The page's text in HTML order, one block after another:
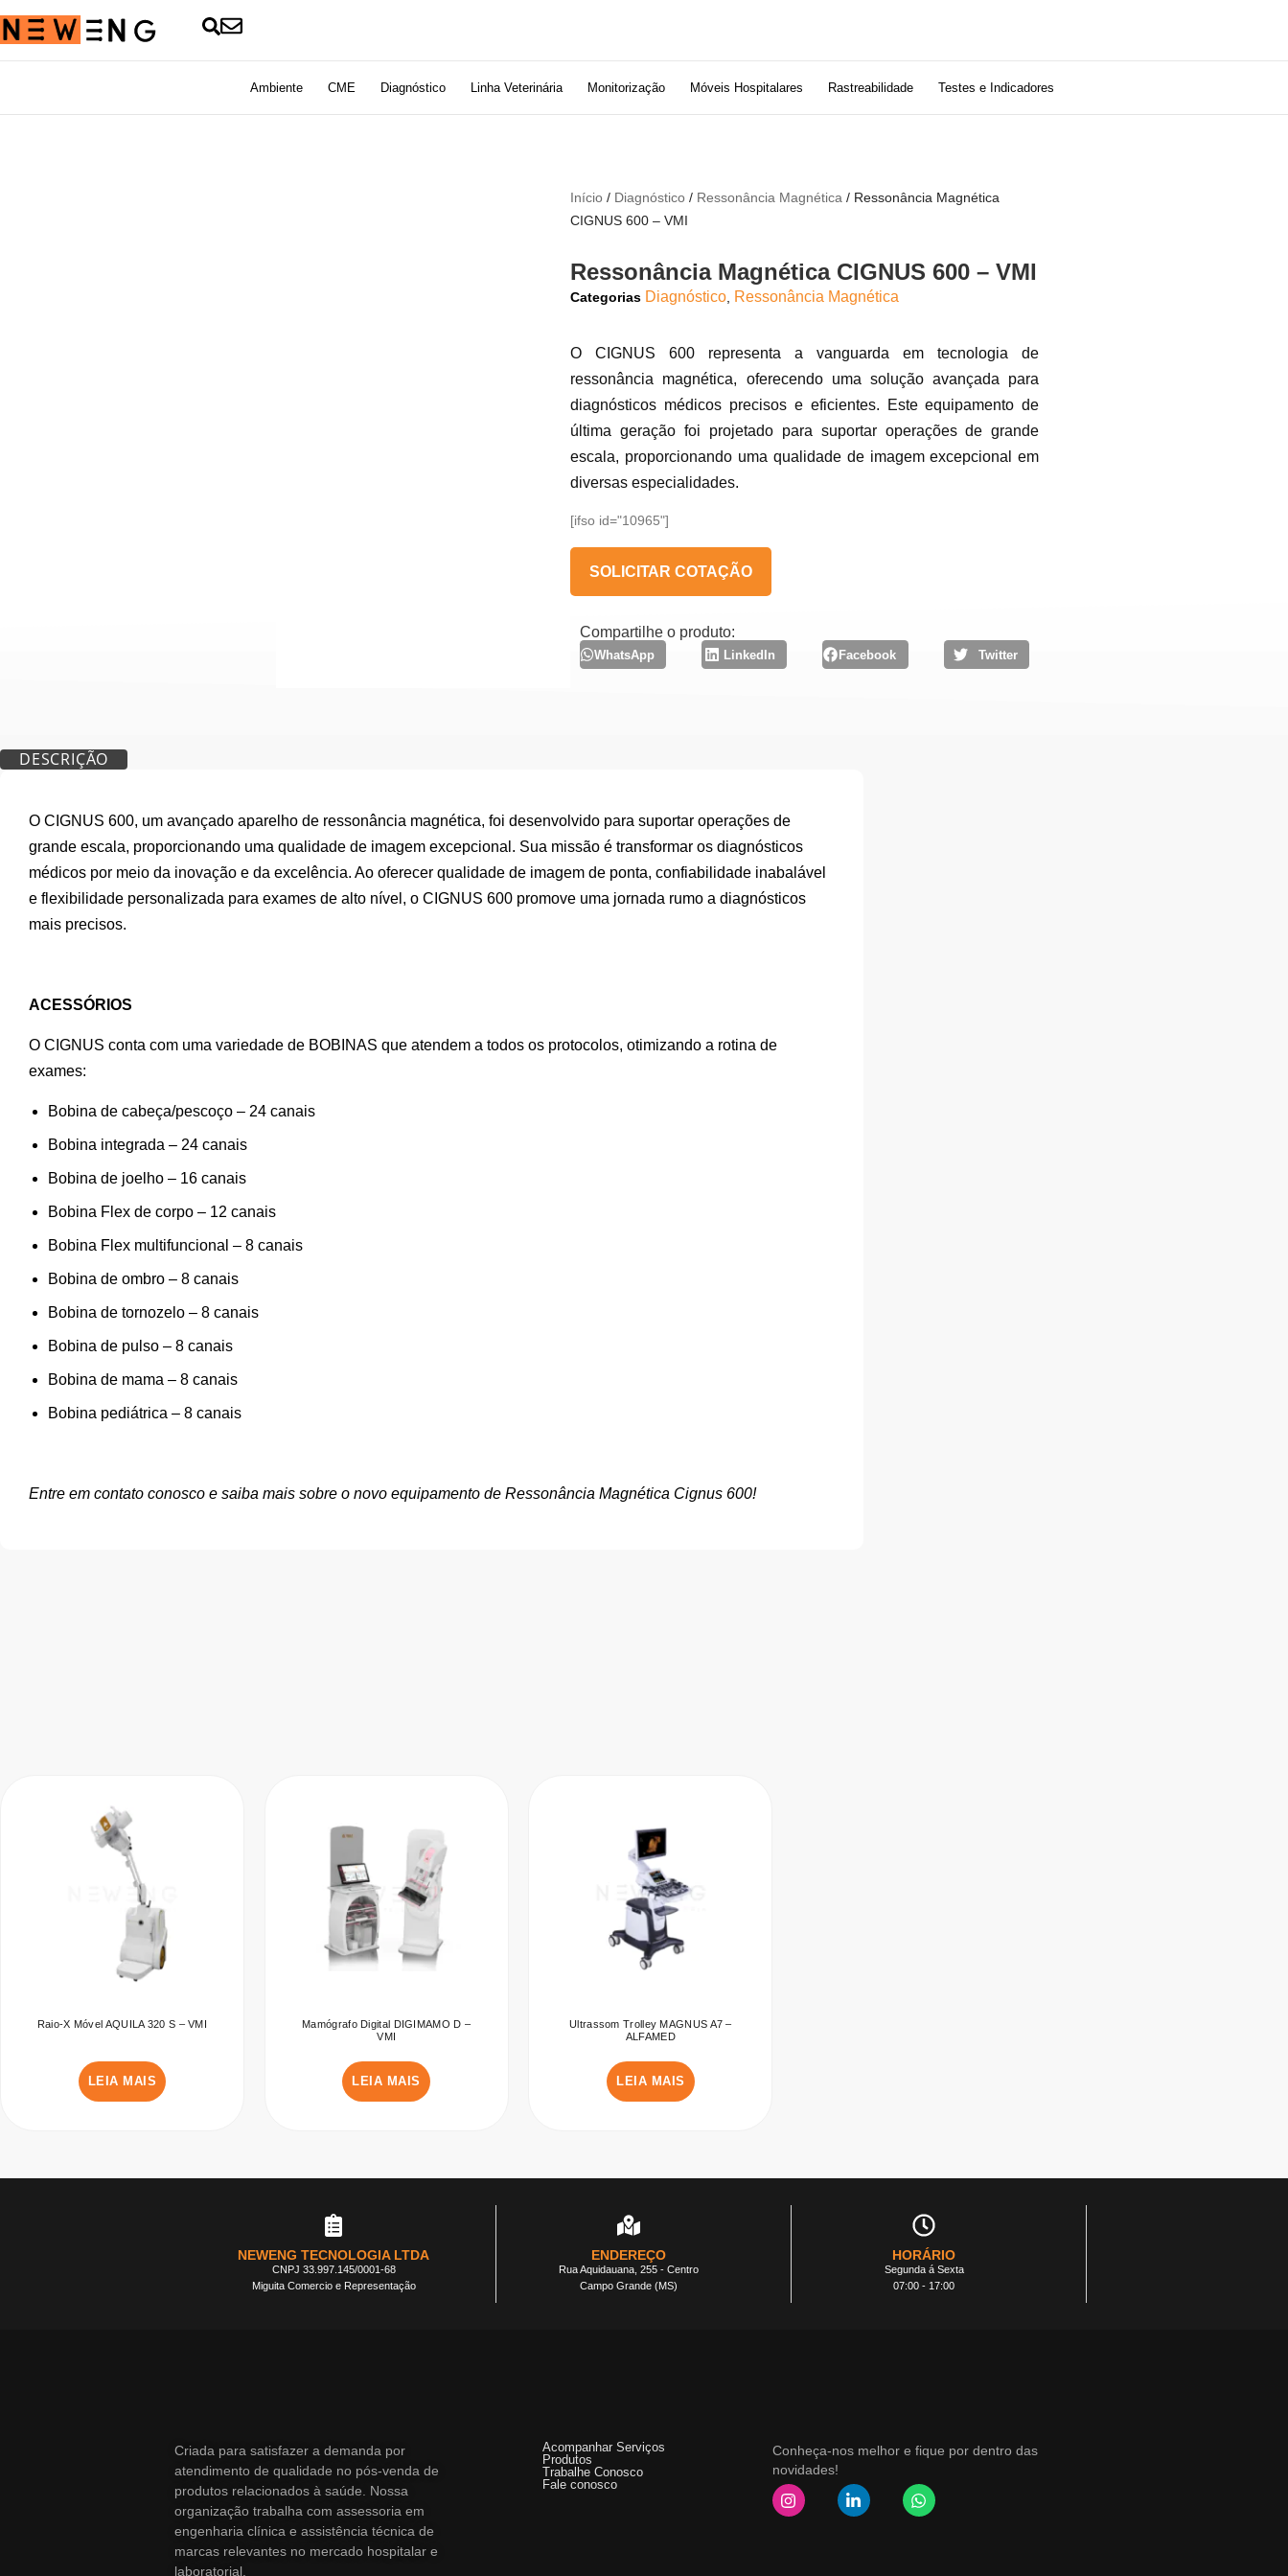
Ambiente CME Diagnóstico Linha Veterinária Monitorização Móveis Hospitalares Rastreabilidade Testes e Indicadores
Início / Diagnóstico / Ressonância Magnética / Ressonância Magnética
CIGNUS 600 – VMI
Ressonância Magnética CIGNUS 600 – VMI
Categorias Diagnóstico Ressonância Magnética
O CIGNUS 600 representa a vanguarda em tecnologia de
ressonância magnética, oferecendo uma solução avançada para
diagnósticos médicos precisos e eficientes. Este equipamento de
última geração foi projetado para suportar operações de grande
escala, proporcionando uma qualidade de imagem excepcional em
diversas especialidades.
[ifso id="10965"]
SOLICITAR COTAÇÃO
Compartilhe o produto:
WhatsApp LinkedIn Facebook Twitter
DESCRIÇÃO
O CIGNUS 600, um avançado aparelho de ressonância magnética, foi desenvolvido para suportar operações de
grande escala, proporcionando uma qualidade de imagem excepcional. Sua missão é transformar os diagnósticos
médicos por meio da inovação e da excelência. Ao oferecer qualidade de imagem de ponta, confiabilidade inabalável
e flexibilidade personalizada para exames de alto nível, o CIGNUS 600 promove uma jornada rumo a diagnósticos
mais precisos.
ACESSÓRIOS
O CIGNUS conta com uma variedade de BOBINAS que atendem a todos os protocolos, otimizando a rotina de
exames:
Bobina de cabeça/pescoço – 24 canais
Bobina integrada – 24 canais
Bobina de joelho – 16 canais
Bobina Flex de corpo – 12 canais
Bobina Flex multifuncional – 8 canais
Bobina de ombro – 8 canais
Bobina de tornozelo – 8 canais
Bobina de pulso – 8 canais
Bobina de mama – 8 canais
Bobina pediátrica – 8 canais
Entre em contato conosco e saiba mais sobre o novo equipamento de Ressonância Magnética Cignus 600!
Raio-X Móvel AQUILA 320 S – VMI
LEIA MAIS
Mamógrafo Digital DIGIMAMO D –
VMI
LEIA MAIS
Ultrassom Trolley MAGNUS A7 –
ALFAMED
LEIA MAIS
NEWENG TECNOLOGIA LTDA
CNPJ 33.997.145/0001-68
Miguita Comercio e Representação
ENDEREÇO
Rua Aquidauana, 255 - Centro
Campo Grande (MS)
HORÁRIO
Segunda á Sexta
07:00 - 17:00
Criada para satisfazer a demanda por
atendimento de qualidade no pós-venda de
produtos relacionados à saúde. Nossa
organização trabalha com assessoria em
engenharia clínica e assistência técnica de
marcas relevantes no mercado hospitalar e
laboratorial.
Acompanhar Serviços
Produtos
Trabalhe Conosco
Fale conosco
Conheça-nos melhor e fique por dentro das
novidades!